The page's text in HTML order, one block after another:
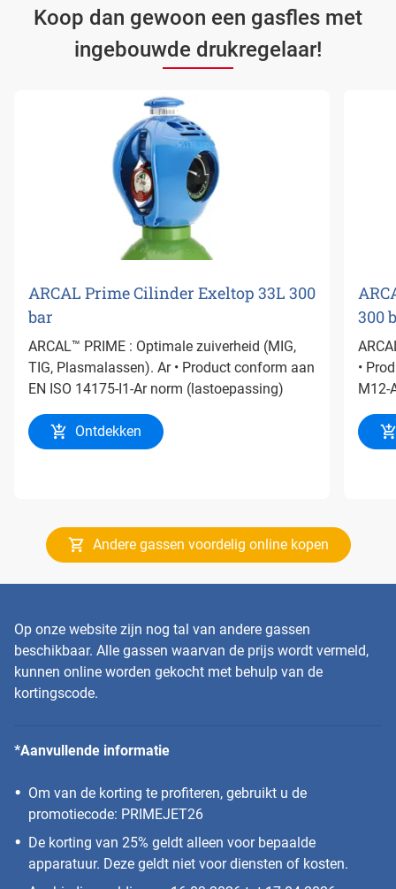
Koop dan gewoon een gasfles met
ingebouwde drukregelaar!
ARCAL Prime Cilinder Exeltop 33L 300
bar
ARCAL™ PRIME : Optimale zuiverheid (MIG,
TIG, Plasmalassen). Ar • Product conform aan
EN ISO 14175-I1-Ar norm (lastoepassing)
Ontdekken
300
•
M12-
Andere gassen voordelig online kopen
Op onze website zijn nog tal van andere gassen
beschikbaar. Alle gassen waarvan de prijs wordt vermeld,
kunnen online worden gekocht met behulp van de
kortingscode.
*Aanvullende informatie
Om van de korting te profiteren, gebruikt u de
promotiecode: PRIMEJET26
De korting van 25% geldt alleen voor bepaalde
apparatuur. Deze geldt niet voor diensten of kosten.